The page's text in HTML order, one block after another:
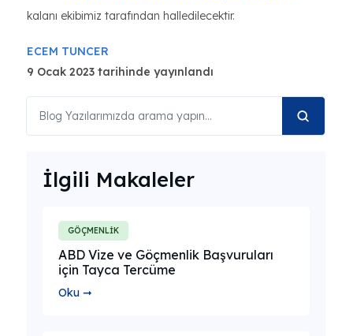
kalanı ekibimiz tarafından halledilecektir.
ECEM TUNCER
9 Ocak 2023 tarihinde yayınlandı
İlgili Makaleler
GÖÇMENLİK
ABD Vize ve Göçmenlik Başvuruları
için Tayca Tercüme
Oku ➞